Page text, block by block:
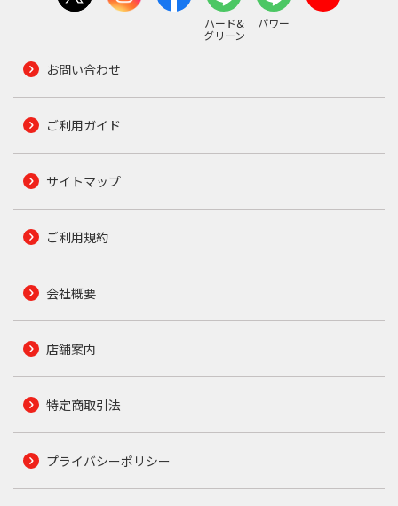
ハード&
グリーン
パワー
お問い合わせ
ご利用ガイド
サイトマップ
ご利用規約
会社概要
店舗案内
特定商取引法
プライバシーポリシー